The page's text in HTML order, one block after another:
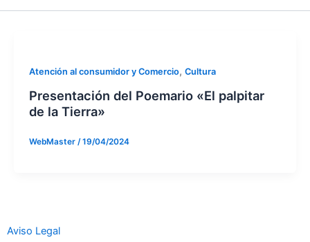
Atención al consumidor y Comercio, Cultura
Presentación del Poemario «El palpitar
de la Tierra»
WebMaster /19/04/2024
Aviso Legal